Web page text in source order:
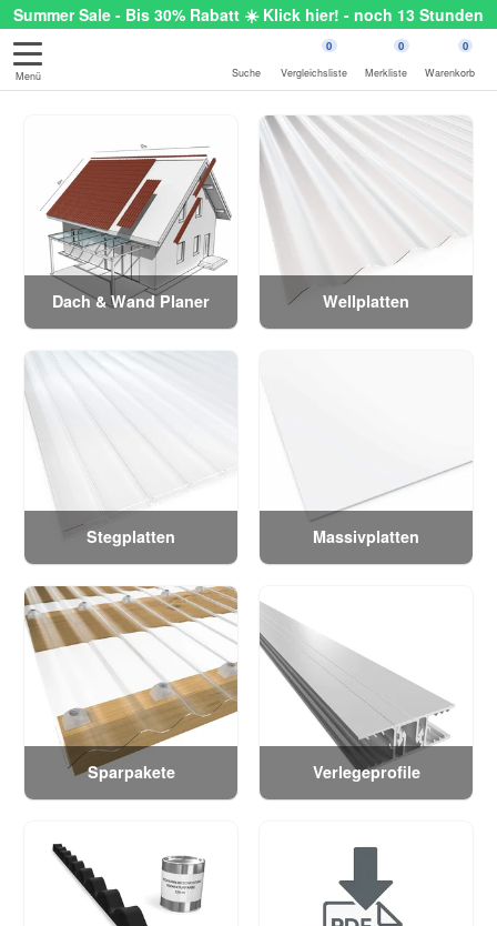
Summer Sale - Bis 30% Rabatt ☀️ Klick hier! - noch 13 Stunden
Menü Suche
0
Vergleichsliste
0
Merkliste
0
Warenkorb
Dach & Wand Planer Wellplatten
Stegplatten Massivplatten
Sparpakete Verlegeprofile